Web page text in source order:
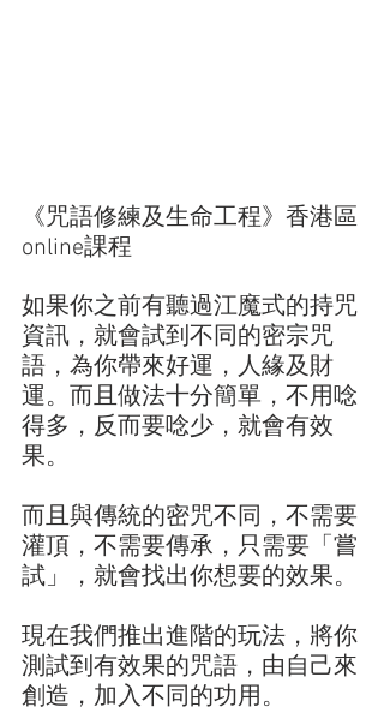
《咒語修練及生命工程》香港區
online課程
如果你之前有聽過江魔式的持咒
資訊，就會試到不同的密宗咒
語，為你帶來好運，人緣及財
運。而且做法十分簡單，不用唸
得多，反而要唸少，就會有效
果。
而且與傳統的密咒不同，不需要
灌頂，不需要傳承，只需要「嘗
試」，就會找出你想要的效果。
現在我們推出進階的玩法，將你
測試到有效果的咒語，由自己來
創造，加入不同的功用。